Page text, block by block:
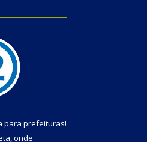
para prefeituras!
onde